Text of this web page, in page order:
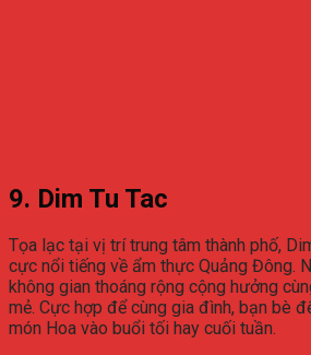
9. Dim Tu Tac
Tọa lạc tại vị trí trung tâm thành phố,
cực nổi tiếng về ẩm thực Quảng Đông.
không gian thoáng rộng cộng hưởng
mẻ. Cực hợp để cùng gia đình, bạn bè
món Hoa vào buổi tối hay cuối tuần.